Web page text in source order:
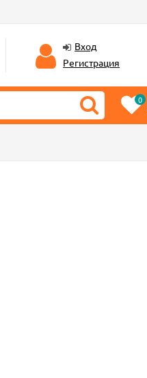
Вход
Регистрация
0